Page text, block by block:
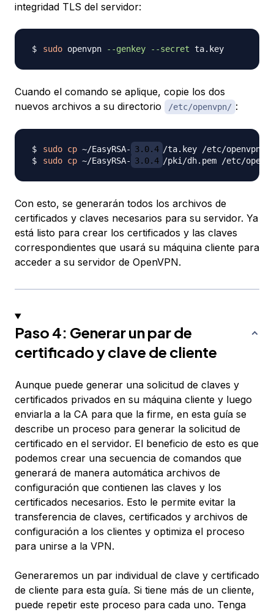
integridad TLS del servidor:
sudo openvpn --genkey --secret
Cuando el comando se aplique, copie los dos
nuevos archivos a su directorio
/etc/openvpn/ :
sudo cp ~/EasyRSA- 3.0.4
sudo cp ~/EasyRSA- 3.0.4
Con esto, se generarán todos los archivos de
certificados y claves necesarios para su servidor. Ya
está listo para crear los certificados y las claves
correspondientes que usará su máquina cliente para
acceder a su servidor de OpenVPN.
Paso 4: Generar un par de
certificado y clave de cliente
Aunque puede generar una solicitud de claves y
certificados privados en su máquina cliente y luego
enviarla a la CA para que la firme, en esta guía se
describe un proceso para generar la solicitud de
certificado en el servidor. El beneficio de esto es que
podemos crear una secuencia de comandos que
generará de manera automática archivos de
configuración que contienen las claves y los
certificados necesarios. Esto le permite evitar la
transferencia de claves, certificados y archivos de
configuración a los clientes y optimiza el proceso
para unirse a la VPN.
Generaremos un par individual de clave y certificado
de cliente para esta guía. Si tiene más de un cliente,
puede repetir este proceso para cada uno. Tenga